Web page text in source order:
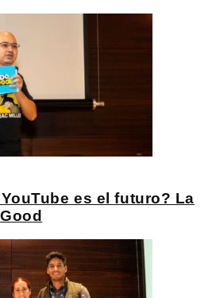
es el futuro? La